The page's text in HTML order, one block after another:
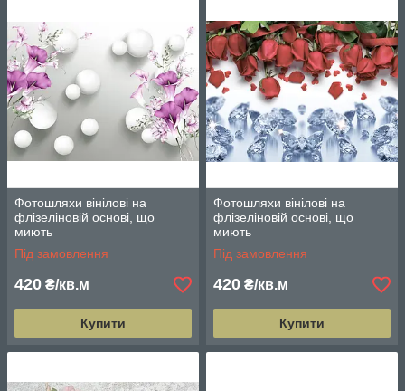
Фотошляхи вінілові на
флізеліновій основі, що
миють
Під замовлення
420 ₴/кв.м
Купити
Фотошляхи вінілові на
флізеліновій основі, що
миють
Під замовлення
420 ₴/кв.м
Купити